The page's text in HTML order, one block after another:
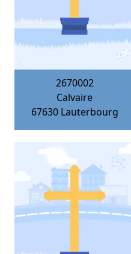
2670002
Calvaire
67630 Lauterbourg